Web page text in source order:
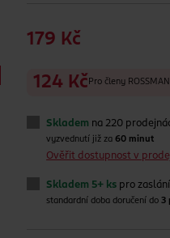
179 Kč
124 Kč Pro členy
Skladem na 220
vyzvednutí již za60 minut
Ověřit dostupnost v
Skladem 5+ ks pro zaslání
standardní doba doručení do 3